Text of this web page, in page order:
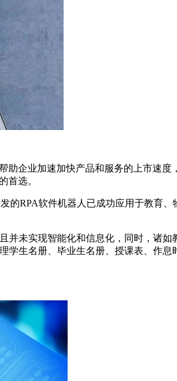
企业加速加快产品和服务的上市速度
首选。
的RPA软件机器人已成功应用于教育、
并未实现智能化和信息化，同时，诸
生名册、毕业生名册、授课表、作息